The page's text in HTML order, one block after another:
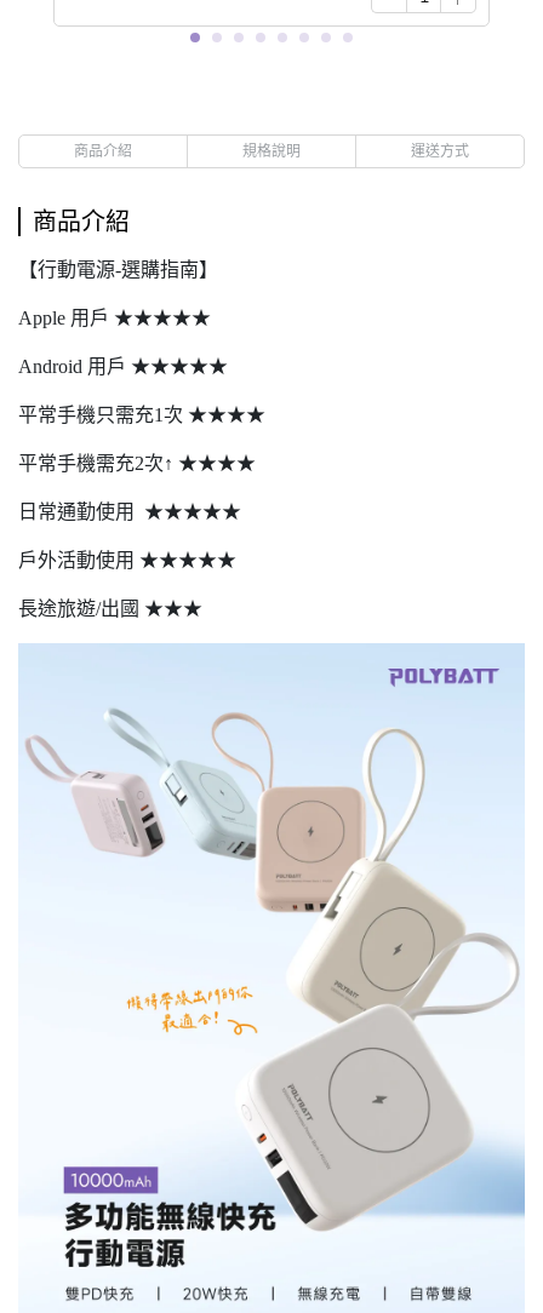
商品介紹 規格說明 運送方式
商品介紹
【行動電源-選購指南】
Apple 用戶 ★★★★★
Android 用戶 ★★★★★
平常手機只需充1次 ★★★★
平常手機需充2次↑ ★★★★
日常通勤使用 ★★★★★
戶外活動使用 ★★★★★
長途旅遊/出國 ★★★